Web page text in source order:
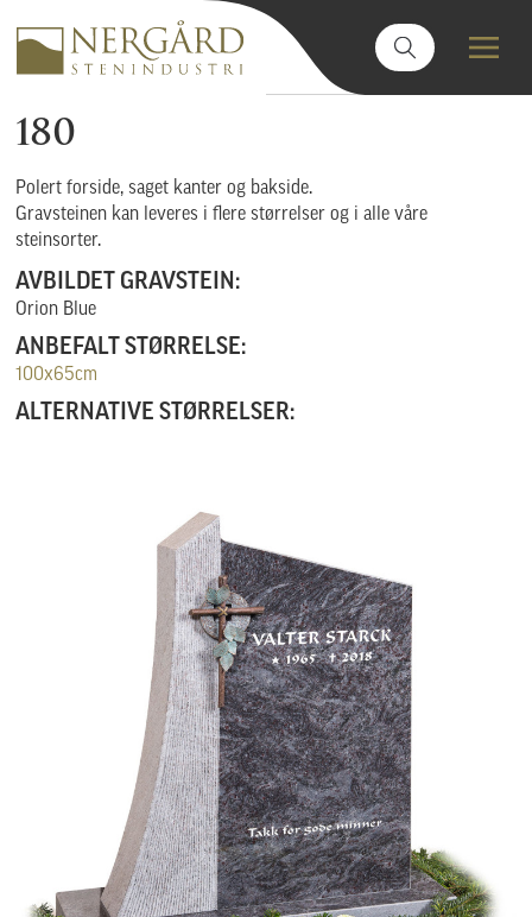
180
Polert forside, saget kanter og bakside.
Gravsteinen kan leveres i flere størrelser og i alle våre
steinsorter.
AVBILDET GRAVSTEIN:
Orion Blue
ANBEFALT STØRRELSE:
100x65cm
ALTERNATIVE STØRRELSER: